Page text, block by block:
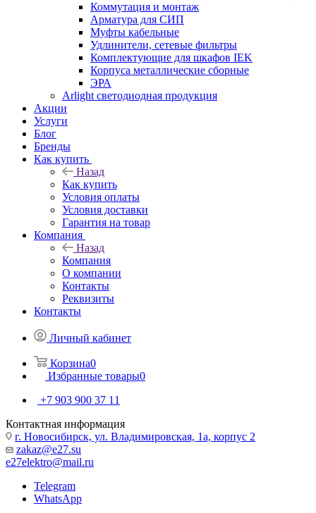
Коммутация и монтаж
Арматура для СИП
Муфты кабельные
Удлинители, сетевые фильтры
Комплектующие для шкафов IEK
Корпуса металлические сборные
ЭРА
Arlight светодиодная продукция
Акции
Услуги
Блог
Бренды
Как купить
Назад
Как купить
Условия оплаты
Условия доставки
Гарантия на товар
Компания
Назад
Компания
О компании
Контакты
Реквизиты
Контакты
Личный кабинет
Корзина0
Избранные товары0
+7 903 900 37 11
Контактная информация
г. Новосибирск, ул. Владимировская, 1а, корпус 2
zakaz@e27.su
e27elektro@mail.ru
Telegram
WhatsApp